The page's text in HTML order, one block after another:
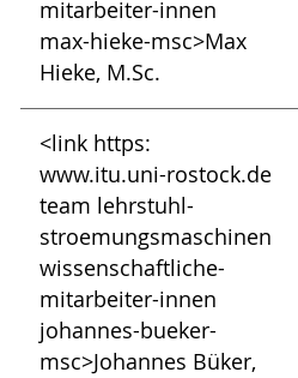
mitarbeiter-innen
max-hieke-msc>Max
Hieke, M.Sc.
<link https:
www.itu.uni-rostock.de
team lehrstuhl-
stroemungsmaschinen
wissenschaftliche-
mitarbeiter-innen
johannes-bueker-
msc>Johannes Büker,